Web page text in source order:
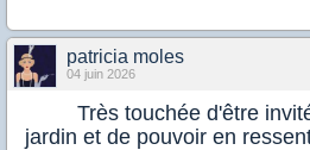
patricia moles
04 juin 2026
Très touchée d'être
jardin et de pouvoir en